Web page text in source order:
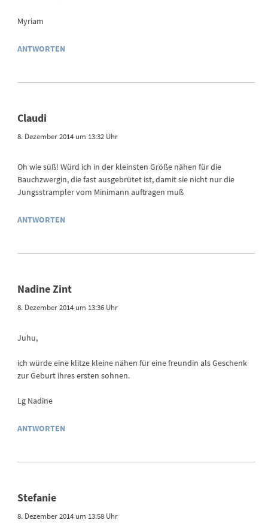
Myriam
ANTWORTEN
Claudi
8. Dezember 2014 um 13:32 Uhr
Oh wie süß! Würd ich in der kleinsten Größe nähen für die
Bauchzwergin, die fast ausgebrütet ist, damit sie nicht nur die
Jungsstrampler vom Minimann auftragen muß
ANTWORTEN
Nadine Zint
8. Dezember 2014 um 13:36 Uhr
Juhu,
ich würde eine klitze kleine nähen für eine freundin als Geschenk
zur Geburt ihres ersten sohnen.
Lg Nadine
ANTWORTEN
Stefanie
8. Dezember 2014 um 13:58 Uhr